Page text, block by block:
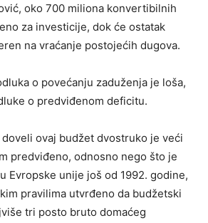
oko 700 miliona konvertibilnih
za investicije, dok će ostatak
na vraćanje postojećih dugova.
o povećanju zaduženja je loša,
o predviđenom deficitu.
ovaj budžet dvostruko je veći
predviđeno, odnosno nego što je
Evropske unije još od 1992. godine,
pravilima utvrđeno da budžetski
tri posto bruto domaćeg